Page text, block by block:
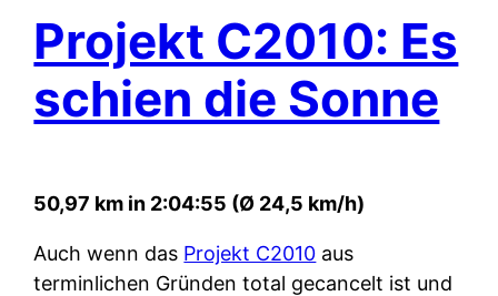
Projekt C2010: Es
schien die Sonne
50,97 km in 2:04:55 (Ø 24,5 km/h)
Auch wenn das Projekt C2010 aus
terminlichen Gründen total gecancelt ist und